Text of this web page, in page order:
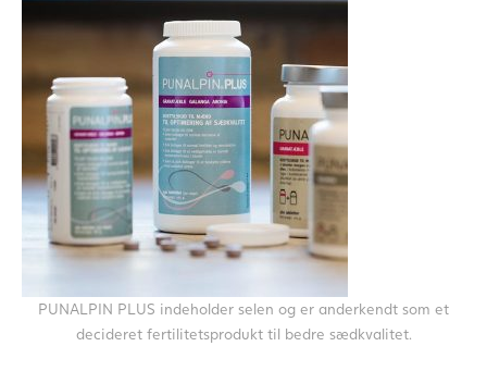
PUNALPIN PLUS indeholder selen og er anderkendt som et
decideret fertilitetsprodukt til bedre sædkvalitet.